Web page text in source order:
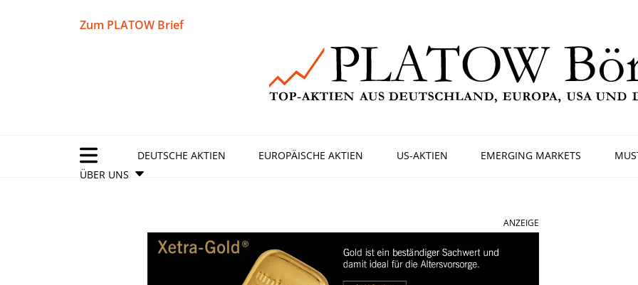
Zum PLATOW Brief
DEUTSCHE AKTIEN EUROPÄISCHE AKTIEN US-AKTIEN EMERGING MARKETS
ÜBER UNS
ANZEIGE